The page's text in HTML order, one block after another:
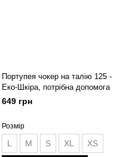
Портупея чокер на талію 125 -
Еко-Шкіра, потрібна допомога
649 грн
Розмір
L M S XL XS